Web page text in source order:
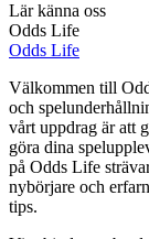
Lär känna oss
Odds Life
Odds Life
Välkommen till
och
vårt uppdrag är att
göra dina
på Odds Life
nybörjare och
tips.